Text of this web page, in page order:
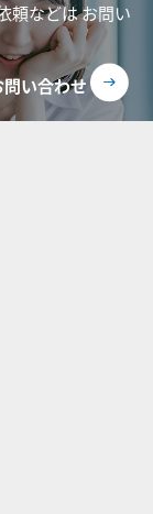
頼などはお問い
問い合わせ